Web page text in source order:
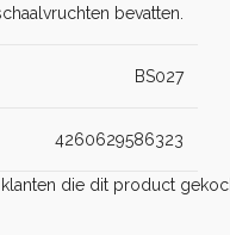
bevatten.
BS027
4260629586323
die dit product